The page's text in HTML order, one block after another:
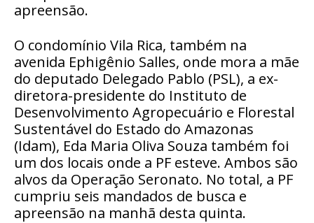
apreensão.
O condomínio Vila Rica, também na
avenida Ephigênio Salles, onde mora a mãe
do deputado Delegado Pablo (PSL), a ex-
diretora-presidente do Instituto de
Desenvolvimento Agropecuário e Florestal
Sustentável do Estado do Amazonas
(Idam), Eda Maria Oliva Souza também foi
um dos locais onde a PF esteve. Ambos são
alvos da Operação Seronato. No total, a PF
cumpriu seis mandados de busca e
apreensão na manhã desta quinta.